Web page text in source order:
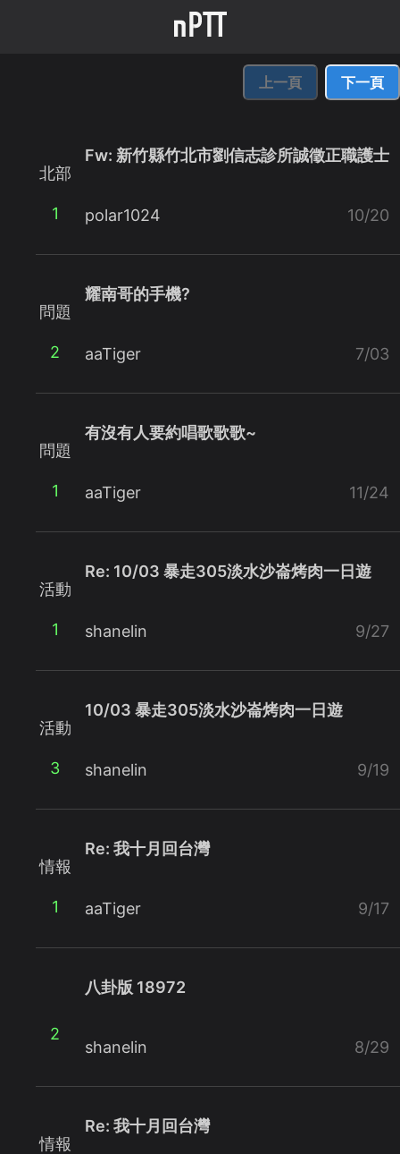
上一頁 下一頁
北部
1
Fw: 新竹縣竹北市劉信志診所誠徵正職護士
polar1024 10/20
問題
2
耀南哥的手機?
aaTiger 7/03
問題
1
有沒有人要約唱歌歌歌~
aaTiger 11/24
活動
1
Re: 10/03 暴走305淡水沙崙烤肉一日遊
shanelin 9/27
活動
3
10/03 暴走305淡水沙崙烤肉一日遊
shanelin 9/19
情報
1
Re: 我十月回台灣
aaTiger 9/17
2
八卦版 18972
shanelin 8/29
情報
Re: 我十月回台灣